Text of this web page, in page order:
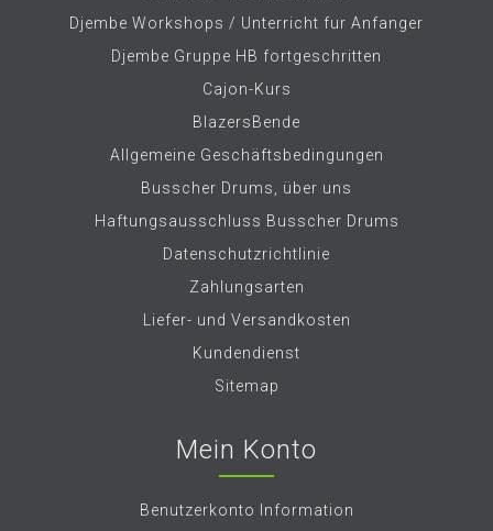
Djembe Workshops / Unterricht fur Anfanger
Djembe Gruppe HB fortgeschritten
Cajon-Kurs
BlazersBende
Allgemeine Geschäftsbedingungen
Busscher Drums, über uns
Haftungsausschluss Busscher Drums
Datenschutzrichtlinie
Zahlungsarten
Liefer- und Versandkosten
Kundendienst
Sitemap
Mein Konto
Benutzerkonto Information